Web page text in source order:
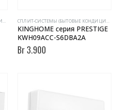
CПЛИТ-СИСТЕМЫ (БЫТОВЫЕ КОНДИЦИОНЕРЫ) CПЛИТ-СИСТЕМЫ (БЫТОВЫЕ КОНДИЦИОНЕРЫ)
KINGHOME серия PRESTIGE
KWH09ACC-S6DBA2A
Br3.900